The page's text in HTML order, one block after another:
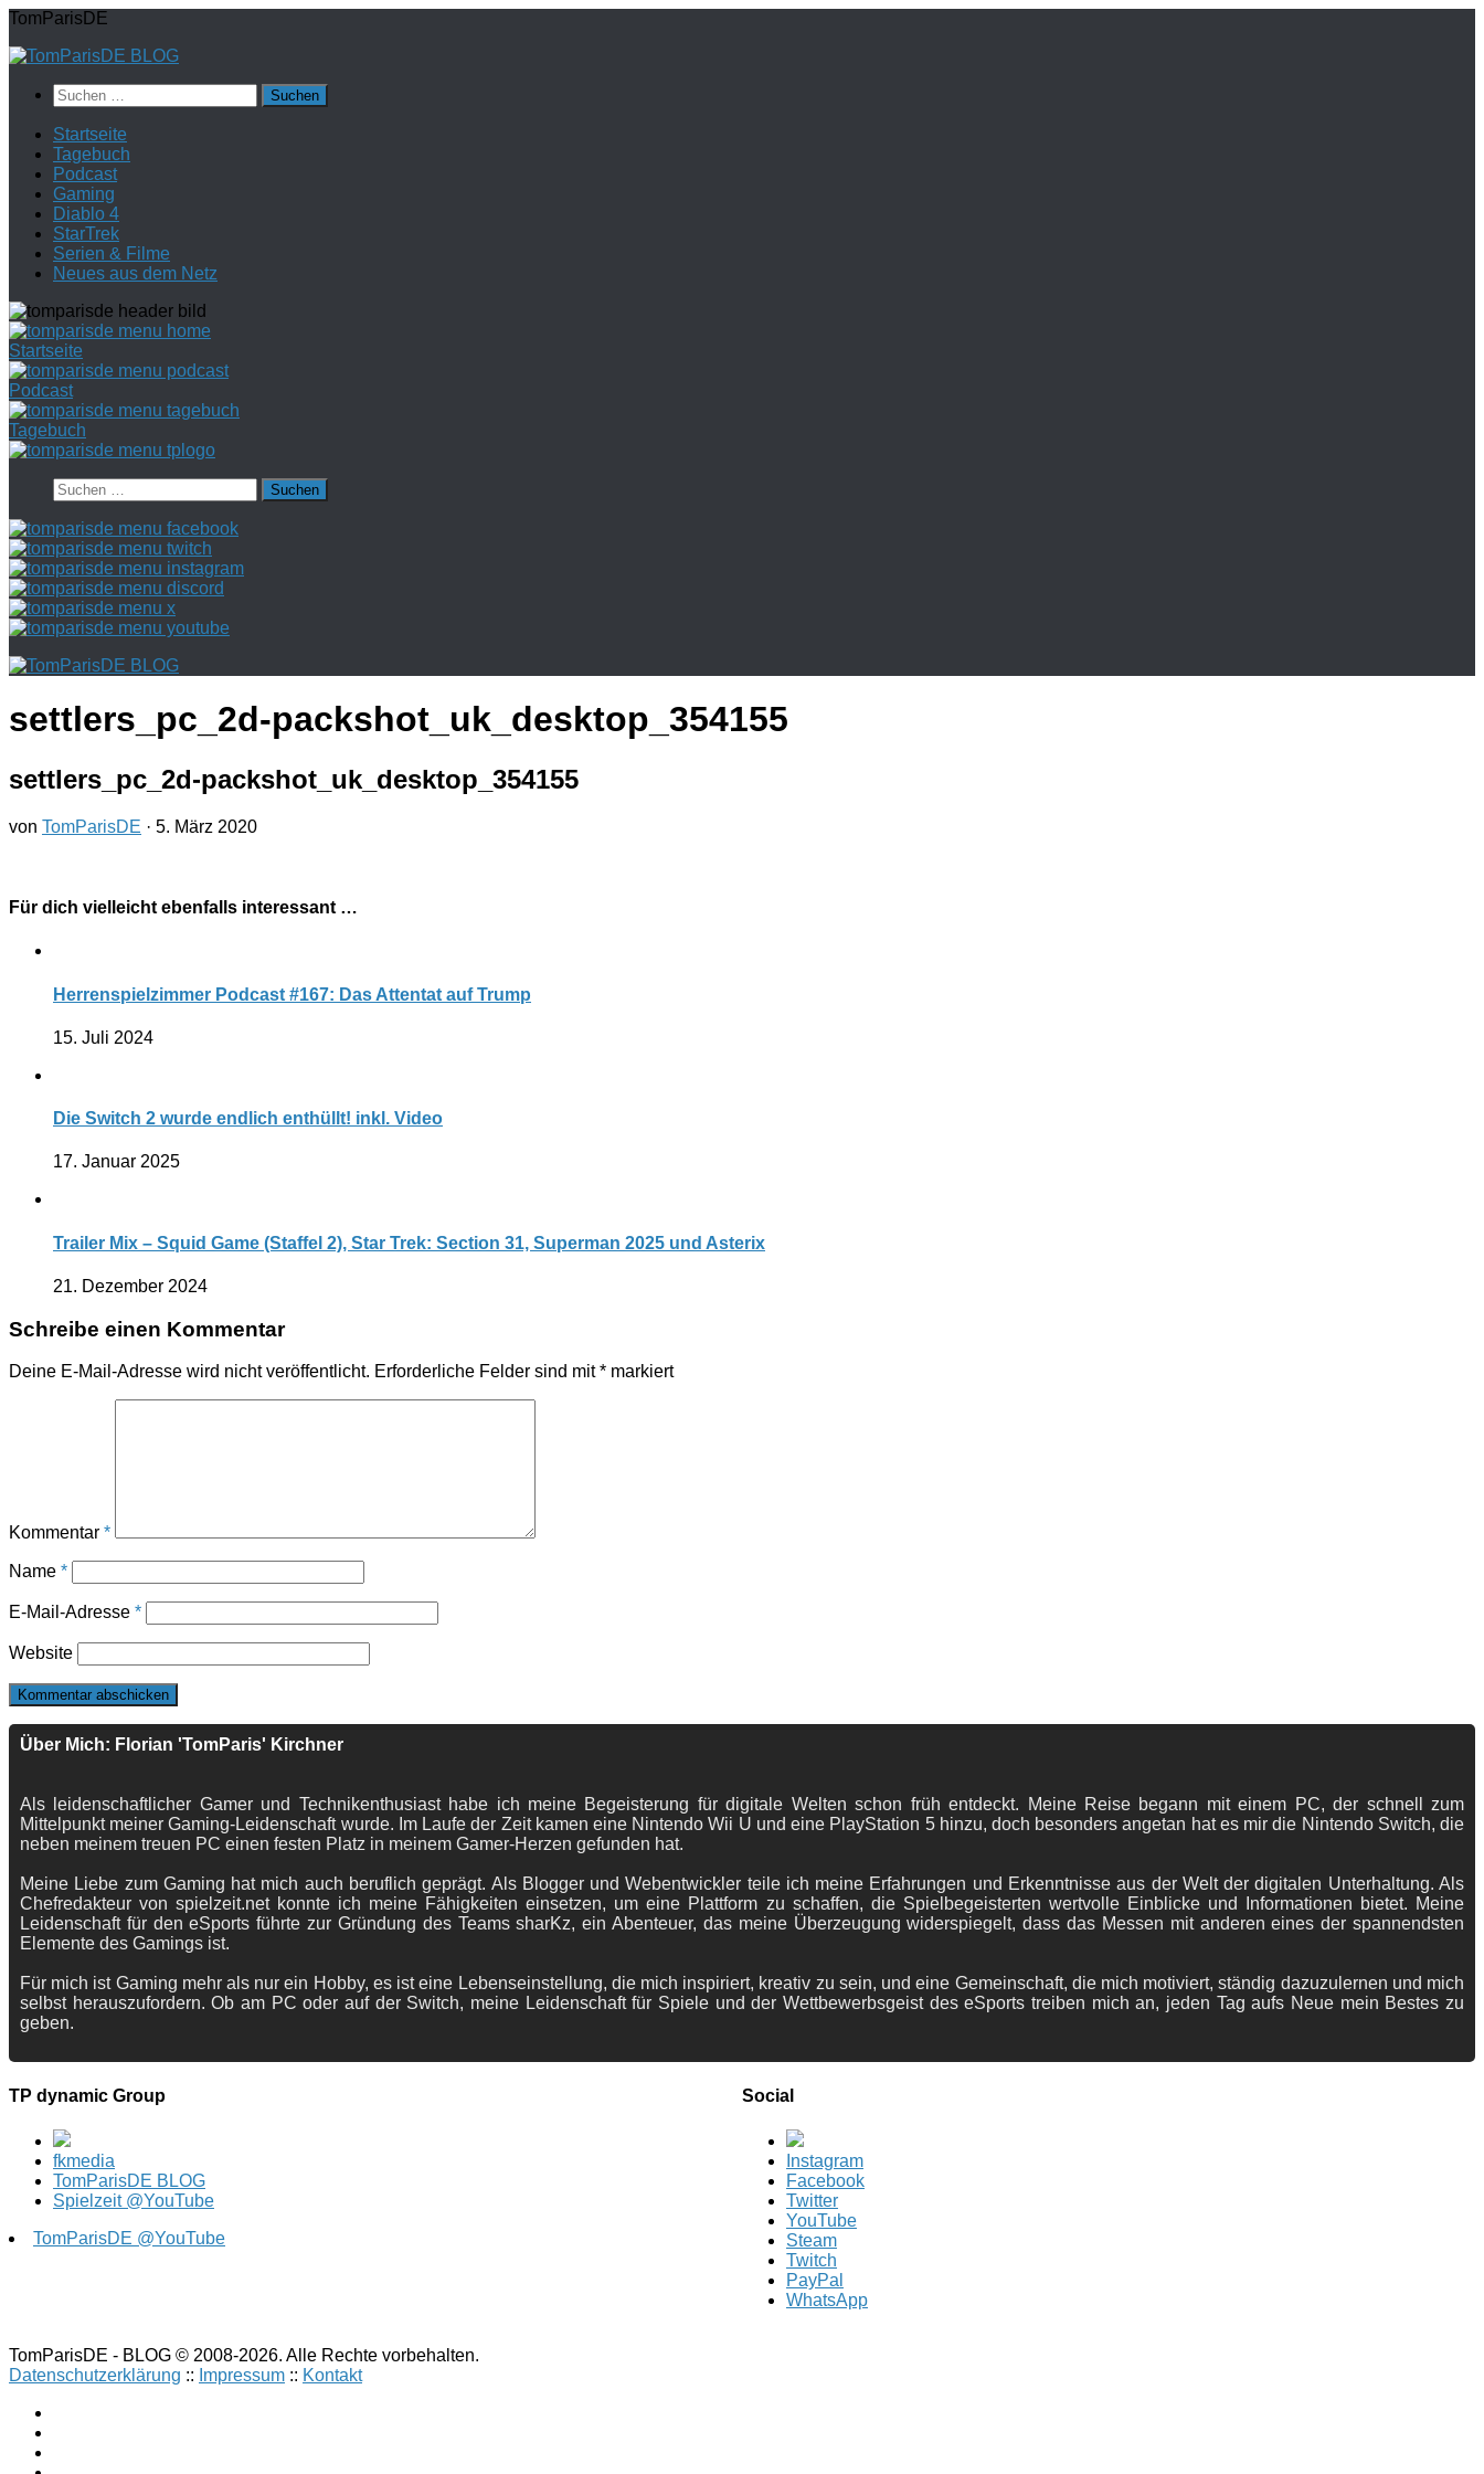
Zum
springen
TomParisDE
Suchen
nach:
Startseite
Tagebuch
Podcast
Gaming
Diablo 4
StarTrek
Serien & Filme
Neues aus dem Netz
Startseite
Podcast
Tagebuch
Suchen
nach:
settlers_pc_2d-packshot_uk_desktop_354155
settlers_pc_2d-packshot_uk_desktop_354155
von TomParisDE · 5. März 2020
Für dich vielleicht ebenfalls interessant …
Herrenspielzimmer Podcast #167: Das Attentat auf Trump
15. Juli 2024
Die Switch 2 wurde endlich enthüllt! inkl. Video
17. Januar 2025
Trailer Mix – Squid Game (Staffel 2), Star Trek: Section 31, Superman 2025 und Asterix
21. Dezember 2024
Schreibe einen Kommentar
Deine E-Mail-Adresse wird nicht veröffentlicht. Erforderliche Felder sind mit* markiert
Kommentar *
Name *
E-Mail-Adresse *
Website
Über Mich: Florian 'TomParis' Kirchner
Als leidenschaftlicher Gamer und Technikenthusiast habe ich meine Begeisterung für digitale Welten schon früh entdeckt. Meine Reise begann mit einem PC, der schnell zum
Mittelpunkt meiner Gaming-Leidenschaft wurde. Im Laufe der Zeit kamen eine Nintendo Wii U und eine PlayStation 5 hinzu, doch besonders angetan hat es mir die Nintendo Switch, die
neben meinem treuen PC einen festen Platz in meinem Gamer-Herzen gefunden hat.
Meine Liebe zum Gaming hat mich auch beruflich geprägt. Als Blogger und Webentwickler teile ich meine Erfahrungen und Erkenntnisse aus der Welt der digitalen Unterhaltung. Als
Chefredakteur von spielzeit.net konnte ich meine Fähigkeiten einsetzen, um eine Plattform zu schaffen, die Spielbegeisterten wertvolle Einblicke und Informationen bietet. Meine
Leidenschaft für den eSports führte zur Gründung des Teams sharKz, ein Abenteuer, das meine Überzeugung widerspiegelt, dass das Messen mit anderen eines der spannendsten
Elemente des Gamings ist.
Für mich ist Gaming mehr als nur ein Hobby, es ist eine Lebenseinstellung, die mich inspiriert, kreativ zu sein, und eine Gemeinschaft, die mich motiviert, ständig dazuzulernen und mich
selbst herauszufordern. Ob am PC oder auf der Switch, meine Leidenschaft für Spiele und der Wettbewerbsgeist des eSports treiben mich an, jeden Tag aufs Neue mein Bestes zu
geben.
TP dynamic Group
fkmedia
TomParisDE BLOG
Spielzeit @YouTube
TomParisDE @YouTube
Social
Instagram
Facebook
Twitter
YouTube
Steam
Twitch
PayPal
WhatsApp
TomParisDE - BLOG © 2008-2026. Alle Rechte vorbehalten.
Datenschutzerklärung :: Impressum :: Kontakt